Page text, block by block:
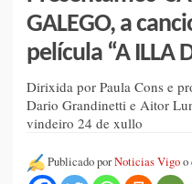
GALEGO, a
película “A ILLA
Dirixida por Paula Cons e
Dario Grandinetti e Aitor
vindeiro 24 de xullo
Publicado porNoticias Vigoo